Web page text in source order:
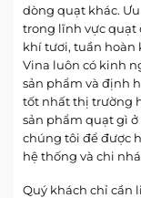
dòng quạt khác.
trong lĩnh vực quạt
khí tươi, tuần hoàn
Vina luôn có kinh
sản phẩm và định
tốt nhất thị trường
sản phẩm quạt gì
chúng tôi để được
hệ thống và chi
Quý khách chỉ cần